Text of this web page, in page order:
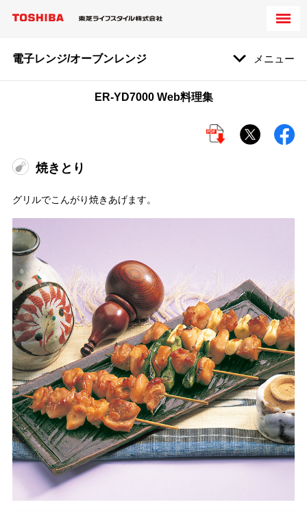
電子レンジ/オーブンレンジ メニュー
ER-YD7000 Web料理集
焼きとり
グリルでこんがり焼きあげます。